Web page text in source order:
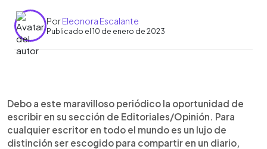
PorEleonora Escalante
Publicado el 10 de enero de 2023
Escuchar artículo
Debo a este maravilloso periódico la oportunidad de
escribir en su sección de Editoriales/Opinión. Para
cualquier escritor en todo el mundo es un lujo de
distinción ser escogido para compartir en un diario,